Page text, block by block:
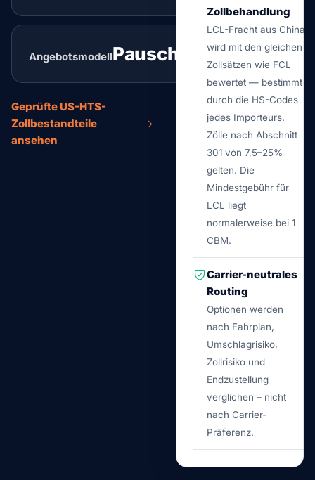
AngebotsmodellPauschal
Geprüfte US-HTS-
Zollbestandteile
ansehen
Zollbehandlung
LCL-Fracht aus China
wird mit den gleichen
Zollsätzen wie FCL
bewertet — bestimmt
durch die HS-Codes
jedes Importeurs.
Zölle nach Abschnitt
301 von 7,5–25%
gelten. Die
Mindestgebühr für
LCL liegt
normalerweise bei 1
CBM.
Carrier-neutrales
Routing
Optionen werden
nach Fahrplan,
Umschlagrisiko,
Zollrisiko und
Endzustellung
verglichen – nicht
nach Carrier-
Präferenz.